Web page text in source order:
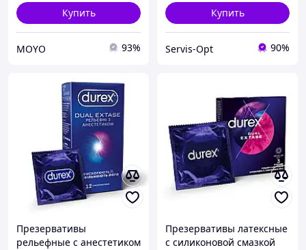
Купить
MOYO 93%
Купить
Servis-Opt 90%
Презервативы
рельефные с анестетиком
Презервативы латексные
с силиконовой смазкой